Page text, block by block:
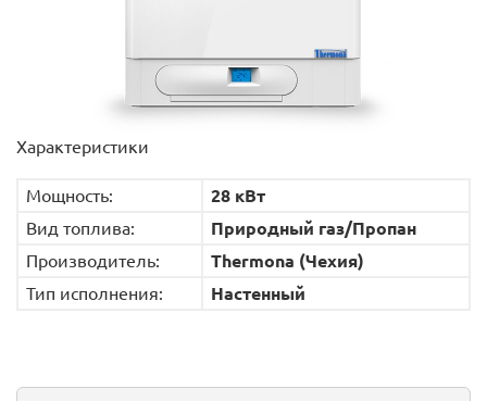
Характеристики
Мощность:
28 кВт
Вид топлива:
Природный газ/Пропан
Производитель:
Thermona (Чехия)
Тип исполнения:
Настенный